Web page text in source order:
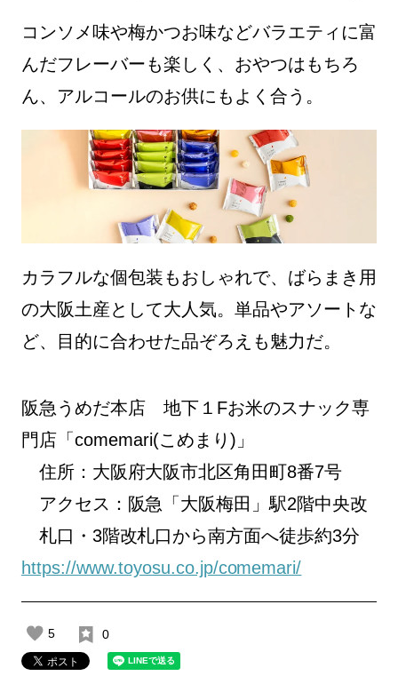
コンソメ味や梅かつお味などバラエティに富
んだフレーバーも楽しく、おやつはもちろ
ん、アルコールのお供にもよく合う。
カラフルな個包装もおしゃれで、ばらまき用
の大阪土産として大人気。単品やアソートな
ど、目的に合わせた品ぞろえも魅力だ。
阪急うめだ本店 地下１Fお米のスナック専
門店「comemari(こめまり)」
住所：大阪府大阪市北区角田町8番7号
アクセス：阪急「大阪梅田」駅2階中央改
札口・3階改札口から南方面へ徒歩約3分
https://www.toyosu.co.jp/comemari/
5 0